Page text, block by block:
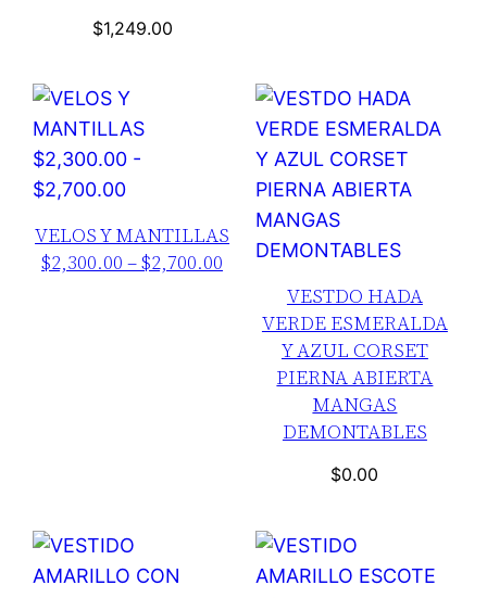
$1,249.00
VELOS Y MANTILLAS
$2,300.00 – $2,700.00
VESTDO HADA
VERDE ESMERALDA
Y AZUL CORSET
PIERNA ABIERTA
MANGAS
DEMONTABLES
$0.00